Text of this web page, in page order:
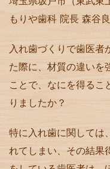
もりや歯科 院長 森谷
入れ歯づくりで歯医者
た際に、材質の違いを
ことで、なにを得るこ
りましたか？
特に入れ歯に関しては
れてしまい、その結果